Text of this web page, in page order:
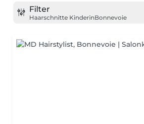
Filter
Haarschnitte KinderinBonnevoie